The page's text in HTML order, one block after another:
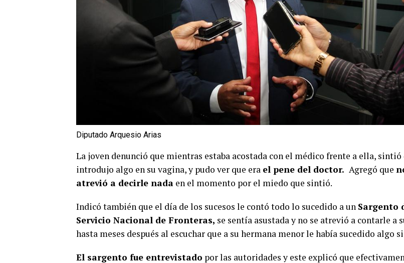
Diputado Arquesio Arias
La joven denunció que mientras estaba acostada con el médico frente a ella, sintió
introdujo algo en su vagina, y pudo ver que era el pene del doctor. Agregó que
atrevió a decirle nada en el momento por el miedo que sintió.
Indicó también que el día de los sucesos le contó todo lo sucedido a un Sargento
Servicio Nacional de Fronteras, se sentía asustada y no se atrevió a contarle a
hasta meses después al escuchar que a su hermana menor le había sucedido algo
El sargento fue entrevistado por las autoridades y este explicó que